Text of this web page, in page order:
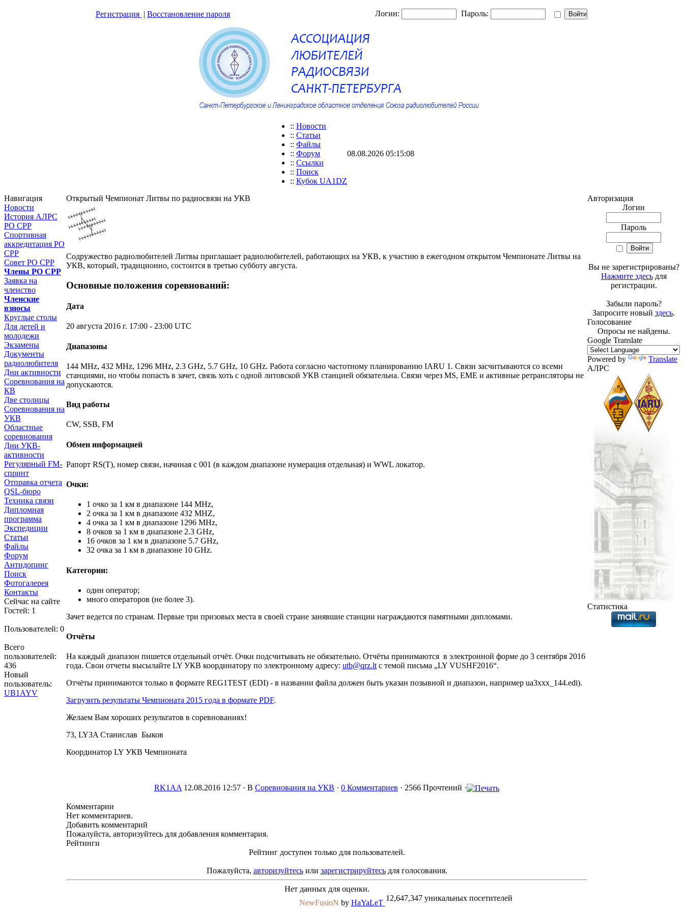
Регистрация | Восстановление пароля Логин: Пароль:
:: Новости
:: Статьи
:: Файлы
:: Форум
:: Ссылки
:: Поиск
:: Кубок UA1DZ
08.08.2026 05:15:08
Навигация
Новости
История АЛРС
РО СРР
Спортивная
аккредитация РО
СРР
Совет РО СРР
Члены РО СРР
Заявка на
членство
Членские
взносы
Круглые столы
Для детей и
молодежи
Экзамены
Документы
радиолюбителя
Дни активности
Соревнования на
КВ
Две столицы
Соревнования на
УКВ
Областные
соревнования
Дни УКВ-
активности
Регулярный FM-
спринт
Отправка отчета
QSL-бюро
Техника связи
Дипломная
программа
Экспедиции
Статьи
Файлы
Форум
Антидопинг
Поиск
Фотогалерея
Контакты
Сейчас на сайте
Гостей: 1
Пользователей: 0
Всего
пользователей:
436
Новый
пользователь:
UB1AYV
Открытый Чемпионат Литвы по радиосвязи на УКВ
Содружество радиолюбителей Литвы приглашает радиолюбителей, работающих на УКВ, к участию в ежегодном открытом Чемпионате Литвы на
УКВ, который, традиционно, состоится в третью субботу августа.
Основные положения соревнований:
Дата
20 августа 2016 г. 17:00 - 23:00 UTC
Диапазоны
144 MHz, 432 MHz, 1296 MHz, 2.3 GHz, 5.7 GHz, 10 GHz. Работа согласно частотному планированию IARU 1. Связи засчитываются со всеми
станциями, но чтобы попасть в зачет, связь хоть с одной литовской УКВ станцией обязательна. Связи через MS, EME и активные ретрансляторы не
допускаются.
Вид работы
CW, SSB, FM
Обмен информацией
Рапорт RS(T), номер связи, начиная с 001 (в каждом диапазоне нумерация отдельная) и WWL локатор.
Очки:
1 очко за 1 км в диапазоне 144 MHz,
2 очка за 1 км в диапазоне 432 MHZ,
4 очка за 1 км в диапазоне 1296 MHz,
8 очков за 1 км в диапазоне 2.3 GHz,
16 очков за 1 км в диапазоне 5.7 GHz,
32 очка за 1 км в диапазоне 10 GHz.
Категории:
один оператор;
много операторов (не более 3).
Зачет ведется по странам. Первые три призовых места в своей стране занявшие станции награждаются памятными дипломами.
Отчёты
На каждый диапазон пишется отдельный отчёт. Очки подсчитывать не обязательно. Отчёты принимаются в электронной форме до 3 сентября 2016
года. Свои отчеты высылайте LY УКВ координатору по электронному адресу: utb@qrz.ltс темой письма „LY VUSHF2016“.
Отчёты принимаются только в формате REG1TEST (EDI) - в названии файла должен быть указан позывной и диапазон, например ua3xxx_144.edi).
Загрузить результаты Чемпионата 2015 года в формате PDF.
Желаем Вам хороших результатов в соревнованиях!
73, LY3A Станислав Быков
Координатор LY УКВ Чемпионата
RK1AA 12.08.2016 12:57 · В Соревнования на УКВ · 0 Комментариев · 2566 Прочтений ·
Комментарии
Нет комментариев.
Добавить комментарий
Пожалуйста, авторизуйтесь для добавления комментария.
Рейтинги
Рейтинг доступен только для пользователей.
Пожалуйста, авторизуйтесьили зарегистрируйтесьдля голосования.
Нет данных для оценки.
Авторизация
Логин
Пароль
Вы не зарегистрированы?
Нажмите здесьдля
регистрации.
Забыли пароль?
Запросите новый здесь.
Голосование
Опросы не найдены.
Google Translate
Powered by
Translate
АЛРС
Статистика
NewFusioN by HaYaLeT
12,647,347 уникальных посетителей